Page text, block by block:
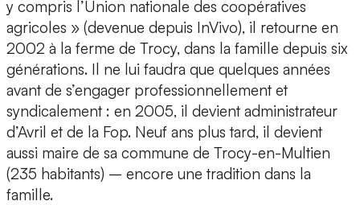
y compris l’Union nationale des coopératives
agricoles » (devenue depuis InVivo), il retourne en
2002 à la ferme de Trocy, dans la famille depuis six
générations. Il ne lui faudra que quelques années
avant de s’engager professionnellement et
syndicalement : en 2005, il devient administrateur
d’Avril et de la Fop. Neuf ans plus tard, il devient
aussi maire de sa commune de Trocy-en-Multien
(235 habitants) – encore une tradition dans la
famille.